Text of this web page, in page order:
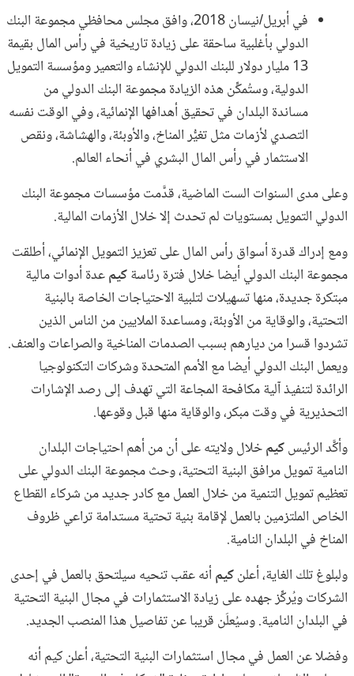
في أبريل/نيسان 2018، وافق مجلس محافظي مجموعة البنك
الدولي بأغلبية ساحقة على زيادة تاريخية في رأس المال بقيمة
13 مليار دولار للبنك الدولي للإنشاء والتعمير ومؤسسة التمويل
الدولية، وستُمكِّن هذه الزيادة مجموعة البنك الدولي من
مساندة البلدان في تحقيق أهدافها الإنمائية، وفي الوقت نفسه
التصدي لأزمات مثل تغيُّر المناخ، والأوبئة، والهشاشة، ونقص
الاستثمار في رأس المال البشري في أنحاء العالم.
وعلى مدى السنوات الست الماضية، قدَّمت مؤسسات مجموعة البنك
الدولي التمويل بمستويات لم تحدث إلا خلال الأزمات المالية.
ومع إدراك قدرة أسواق رأس المال على تعزيز التمويل الإنمائي، أطلقت
مجموعة البنك الدولي أيضا خلال فترة رئاسةكيمعدة أدوات مالية
مبتكرة جديدة، منها تسهيلات لتلبية الاحتياجات الخاصة بالبنية
التحتية، والوقاية من الأوبئة، ومساعدة الملايين من الناس الذين
تشردوا قسرا من ديارهم بسبب الصدمات المناخية والصراعات والعنف.
ويعمل البنك الدولي أيضا مع الأمم المتحدة وشركات التكنولوجيا
الرائدة لتنفيذ آلية مكافحة المجاعة التي تهدف إلى رصد الإشارات
التحذيرية في وقت مبكر، والوقاية منها قبل وقوعها.
وأكَّد الرئيسكيمخلال ولايته على أن من أهم احتياجات البلدان
النامية تمويل مرافق البنية التحتية، وحث مجموعة البنك الدولي على
تعظيم تمويل التنمية من خلال العمل مع كادر جديد من شركاء القطاع
الخاص الملتزمين بالعمل لإقامة بنية تحتية مستدامة تراعي ظروف
المناخ في البلدان النامية.
ولبلوغ تلك الغاية، أعلنكيم أنه عقب تنحيه سيلتحق بالعمل في إحدى
الشركات ويُركِّز جهده على زيادة الاستثمارات في مجال البنية التحتية
في البلدان النامية. وسيُعلَن قريبا عن تفاصيل هذا المنصب الجديد.
وفضلا عن العمل في مجال استثمارات البنية التحتية، أعلن كيم أنه